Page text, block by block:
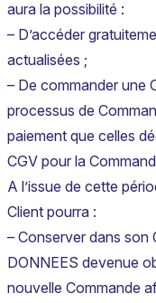
aura la possibilité :
– D’accéder
actualisées ;
– De commander une
processus de
paiement que celles
CGV pour la
A l’issue de cette
Client pourra :
– Conserver dans son
DONNEES devenue
nouvelle Commande